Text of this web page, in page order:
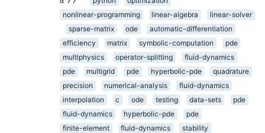
nonlinear-programming
linear-algebra
linear-solver
sparse-matrix
ode
automatic-differentiation
efficiency
matrix symbolic-computation
pde
multiphysics
operator-splitting
fluid-dynamics
pde
multigrid pde hyperbolic-pde
quadrature
precision
numerical-analysis
fluid-dynamics
interpolation
c ode testing data-sets
pde
fluid-dynamics
hyperbolic-pde
pde
finite-element
fluid-dynamics
stability